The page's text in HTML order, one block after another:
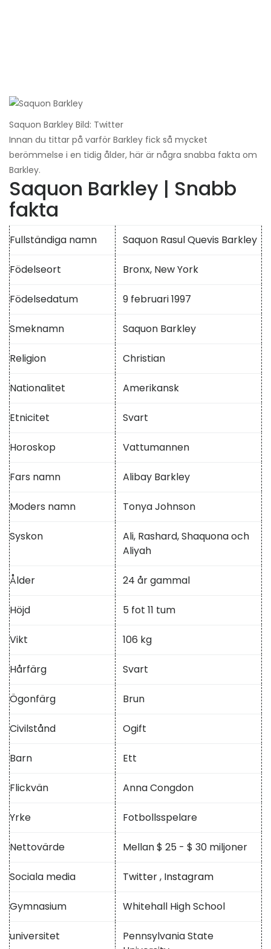
Saquon Barkley Bild: Twitter
Innan du tittar på varför Barkley fick så mycket
berömmelse i en tidig ålder, här är några snabba fakta om
Barkley.
Saquon Barkley | Snabb
fakta
Fullständiga namn Saquon Rasul Quevis Barkley
Födelseort Bronx, New York
Födelsedatum 9 februari 1997
Smeknamn Saquon Barkley
Religion Christian
Nationalitet Amerikansk
Etnicitet Svart
Horoskop Vattumannen
Fars namn Alibay Barkley
Moders namn Tonya Johnson
Syskon
Ali, Rashard, Shaquona och
Aliyah
Ålder 24 år gammal
Höjd 5 fot 11 tum
Vikt 106 kg
Hårfärg Svart
Ögonfärg Brun
Civilstånd Ogift
Barn Ett
Flickvän Anna Congdon
Yrke Fotbollsspelare
Nettovärde Mellan $ 25 - $ 30 miljoner
Sociala media Twitter, Instagram
Gymnasium Whitehall High School
universitet
Pennsylvania State